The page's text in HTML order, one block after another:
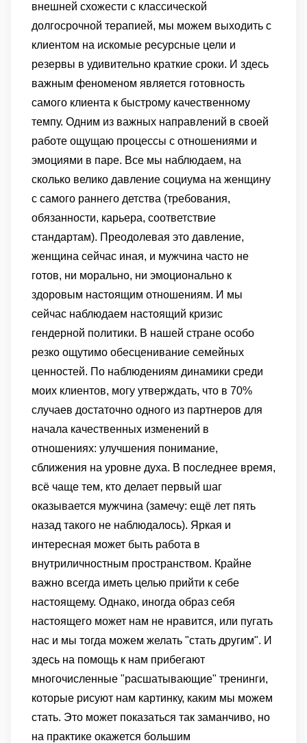
внешней схожести с классической
долгосрочной терапией, мы можем выходить с
клиентом на искомые ресурсные цели и
резервы в удивительно краткие сроки. И здесь
важным феноменом является готовность
самого клиента к быстрому качественному
темпу. Одним из важных направлений в своей
работе ощущаю процессы с отношениями и
эмоциями в паре. Все мы наблюдаем, на
сколько велико давление социума на женщину
с самого раннего детства (требования,
обязанности, карьера, соответствие
стандартам). Преодолевая это давление,
женщина сейчас иная, и мужчина часто не
готов, ни морально, ни эмоционально к
здоровым настоящим отношениям. И мы
сейчас наблюдаем настоящий кризис
гендерной политики. В нашей стране особо
резко ощутимо обесценивание семейных
ценностей. По наблюдениям динамики среди
моих клиентов, могу утверждать, что в 70%
случаев достаточно одного из партнеров для
начала качественных изменений в
отношениях: улучшения понимание,
сближения на уровне духа. В последнее время,
всё чаще тем, кто делает первый шаг
оказывается мужчина (замечу: ещё лет пять
назад такого не наблюдалось). Яркая и
интересная может быть работа в
внутриличностным пространством. Крайне
важно всегда иметь целью прийти к себе
настоящему. Однако, иногда образ себя
настоящего может нам не нравится, или пугать
нас и мы тогда можем желать "стать другим". И
здесь на помощь к нам прибегают
многочисленные "расшатывающие" тренинги,
которые рисуют нам картинку, каким мы можем
стать. Это может показаться так заманчиво, но
на практике окажется большим